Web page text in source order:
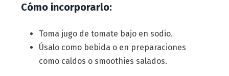
Cómo incorporarlo:
Toma jugo de tomate bajo en sodio.
Úsalo como bebida o en preparaciones
como caldos o smoothies salados.